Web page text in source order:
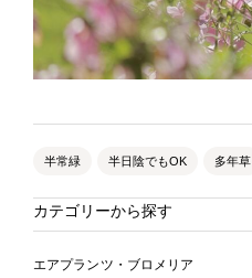
半常緑 半日陰でもOK 多年草
カテゴリーから探す
エアプランツ・ブロメリア